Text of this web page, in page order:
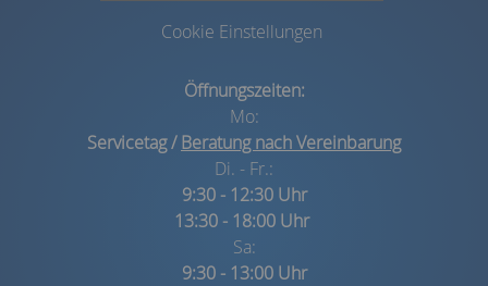
Cookie Einstellungen
Öffnungszeiten:
Mo:
Servicetag /Beratung nach Vereinbarung
Di. - Fr.:
9:30 - 12:30 Uhr
13:30 - 18:00 Uhr
Sa:
9:30 - 13:00 Uhr